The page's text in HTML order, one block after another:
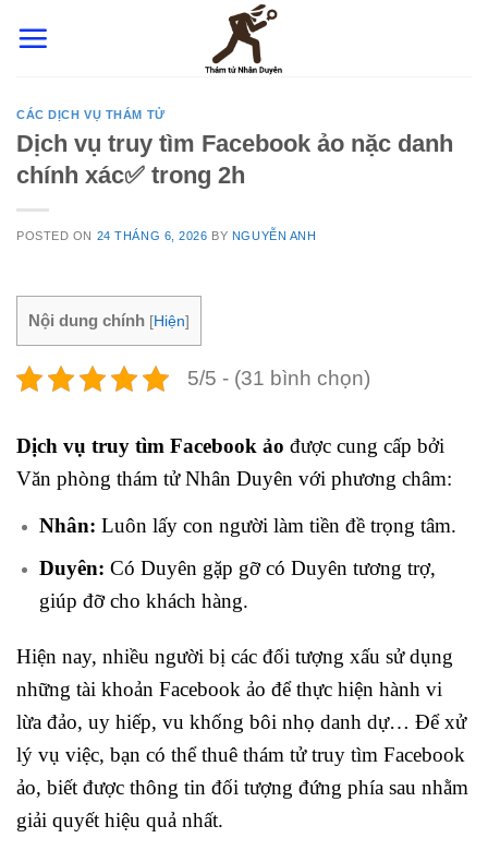
CÁC DỊCH VỤ THÁM TỬ
Dịch vụ truy tìm Facebook ảo nặc danh
chính xác✅ trong 2h
POSTED ON 24 THÁNG 6, 2026 BY NGUYỄN ANH
Nội dung chính [Hiện]
5/5 - (31 bình chọn)
Dịch vụ truy tìm Facebook ảo được cung cấp bởi
Văn phòng thám tử Nhân Duyên với phương châm:
Nhân: Luôn lấy con người làm tiền đề trọng tâm.
Duyên: Có Duyên gặp gỡ có Duyên tương trợ,
giúp đỡ cho khách hàng.
Hiện nay, nhiều người bị các đối tượng xấu sử dụng
những tài khoản Facebook ảo để thực hiện hành vi
lừa đảo, uy hiếp, vu khống bôi nhọ danh dự… Để xử
lý vụ việc, bạn có thể thuê thám tử truy tìm Facebook
ảo, biết được thông tin đối tượng đứng phía sau nhằm
giải quyết hiệu quả nhất.